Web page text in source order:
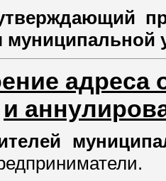
муниципальной
адреса
и